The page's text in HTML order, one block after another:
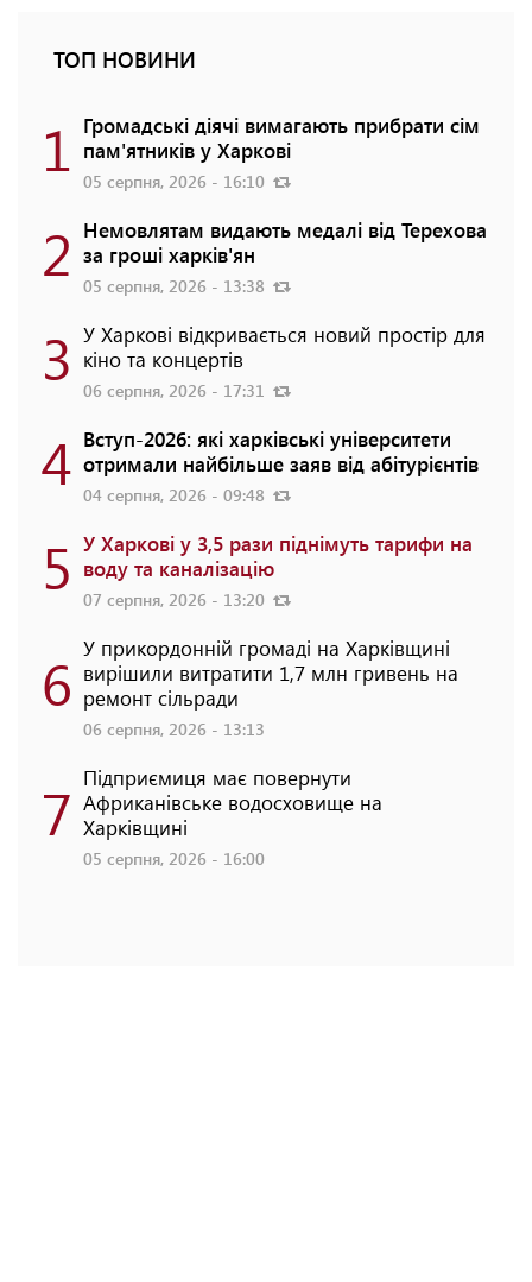
ТОП НОВИНИ
1 Громадські діячі вимагають прибрати сім
пам'ятників у Харкові
05 серпня, 2026 - 16:10
2 Немовлятам видають медалі від Терехова
за гроші харків'ян
05 серпня, 2026 - 13:38
3 У Харкові відкривається новий простір для
кіно та концертів
06 серпня, 2026 - 17:31
4 Вступ-2026: які харківські університети
отримали найбільше заяв від абітурієнтів
04 серпня, 2026 - 09:48
5 У Харкові у 3,5 рази піднімуть тарифи на
воду та каналізацію
07 серпня, 2026 - 13:20
6 У прикордонній громаді на Харківщині
вирішили витратити 1,7 млн гривень на
ремонт сільради
06 серпня, 2026 - 13:13
7 Підприємиця має повернути
Африканівське водосховище на
Харківщині
05 серпня, 2026 - 16:00